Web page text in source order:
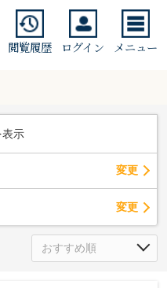
閲覧履歴 ログイン メニュー
示
変更
変更